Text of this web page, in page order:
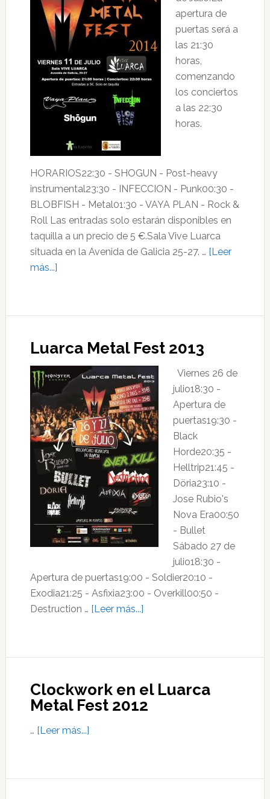
apertura de
puertas será a
las 21:30
horas,
comenzando
los conciertos
a las 22:30
horas.
HORARIOS22:30 - SHOGUN - Post-heavy
instrumental23:30 - INFECCION - Punk00:30 -
BLOBFISH - Metal01:30 - VAYA PLAN - Rock &
Roll Las entradas solo estarán disponibles en
taquilla a un precio de 5 €.Sala Vive Luarca
situada en la Avenida de Galicia 25-27. … [Leer
más...]acerca
Metal
2014
Luarca Metal Fest 2013
Viernes 26 de
julio18:30 -
Apertura de
puertas19:30 -
Black
Horde20:35 -
Helltrip21:45 -
Döria23:10 -
Jose Rubio's
Nova Era00:50
- Bullet
Sábado 27 de
julio18:30 -
Apertura de puertas19:00 - Soldier20:10 -
Exodia21:25 - Asfixia23:00 - Overkill00:50 -
Destruction … [Leer más...]acerca
Metal
2013
Clockwork en el Luarca
Metal Fest 2012
… [Leer más...]acerca
en